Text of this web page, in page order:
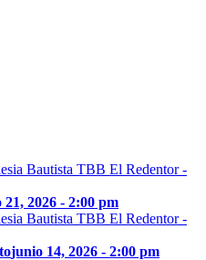
2026 - 2:00 pm
junio 14, 2026 - 2:00 pm